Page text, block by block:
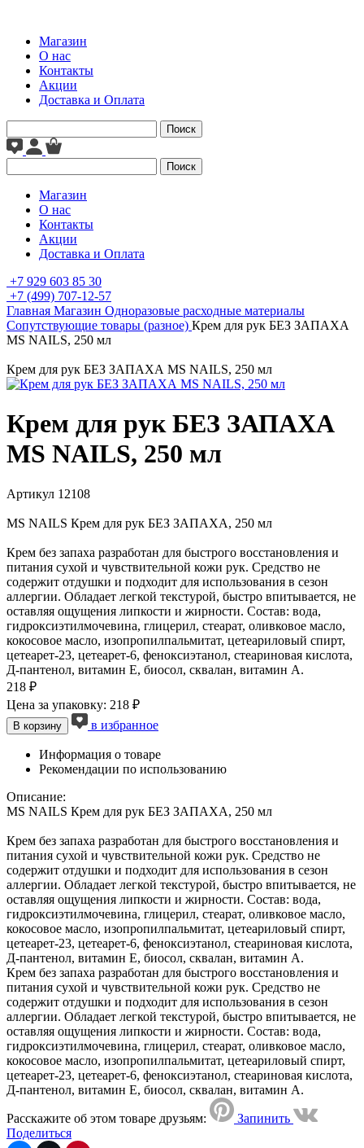
Магазин
О нас
Контакты
Акции
Доставка и Оплата
Поиск
Поиск
Магазин
О нас
Контакты
Акции
Доставка и Оплата
+7 929 603 85 30
+7 (499) 707-12-57
Главная Магазин Одноразовые расходные материалы
Сопутствующие товары (разное) Крем для рук БЕЗ ЗАПАХА
MS NAILS, 250 мл
Крем для рук БЕЗ ЗАПАХА MS NAILS, 250 мл
Крем для рук БЕЗ ЗАПАХА
MS NAILS, 250 мл
Артикул 12108
MS NAILS Крем для рук БЕЗ ЗАПАХА, 250 мл
Крем без запаха разработан для быстрого восстановления и
питания сухой и чувствительной кожи рук. Средство не
содержит отдушки и подходит для использования в сезон
аллергии. Обладает легкой текстурой, быстро впитывается, не
оставляя ощущения липкости и жирности. Состав: вода,
гидроксиэтилмочевина, глицерил, стеарат, оливковое масло,
кокосовое масло, изопропилпальмитат, цетеариловый спирт,
цетеарет-23, цетеарет-6, феноксиэтанол, стеариновая кислота,
Д-пантенол, витамин Е, биосол, сквалан, витамин А.
218 ₽
Цена за упаковку: 218 ₽
В корзину в избранное
Информация о товаре
Рекомендации по использованию
Описание:
MS NAILS Крем для рук БЕЗ ЗАПАХА, 250 мл
Крем без запаха разработан для быстрого восстановления и
питания сухой и чувствительной кожи рук. Средство не
содержит отдушки и подходит для использования в сезон
аллергии. Обладает легкой текстурой, быстро впитывается, не
оставляя ощущения липкости и жирности. Состав: вода,
гидроксиэтилмочевина, глицерил, стеарат, оливковое масло,
кокосовое масло, изопропилпальмитат, цетеариловый спирт,
цетеарет-23, цетеарет-6, феноксиэтанол, стеариновая кислота,
Д-пантенол, витамин Е, биосол, сквалан, витамин А.
Крем без запаха разработан для быстрого восстановления и
питания сухой и чувствительной кожи рук. Средство не
содержит отдушки и подходит для использования в сезон
аллергии. Обладает легкой текстурой, быстро впитывается, не
оставляя ощущения липкости и жирности. Состав: вода,
гидроксиэтилмочевина, глицерил, стеарат, оливковое масло,
кокосовое масло, изопропилпальмитат, цетеариловый спирт,
цетеарет-23, цетеарет-6, феноксиэтанол, стеариновая кислота,
Д-пантенол, витамин Е, биосол, сквалан, витамин А.
Расскажите об этом товаре друзьям:
Запинить
Поделиться